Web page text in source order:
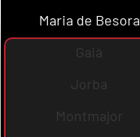
Maria de Besora
Gaià
Jorba
Montmajor